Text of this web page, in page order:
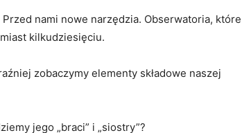
nami nowe narzędzia. Obserwatoria, które
kilkudziesięciu.
zobaczymy elementy składowe naszej
jego „braci” i „siostry”?